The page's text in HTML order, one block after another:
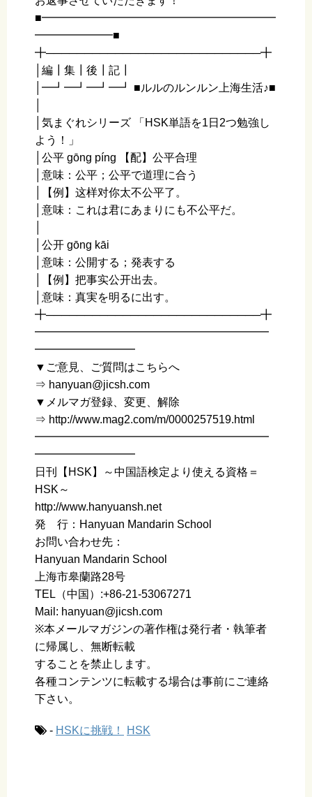
■━━━━━━━━━━━━━━━━━━━━━
━━━━━━━■
╋────────────────────────────╋
│編┃集┃後┃記┃
│━┛━┛━┛━┛ ■ルルのルンルン上海生活♪■
│気まぐれシリーズ 「HSK単語を1日2つ勉強し
よう！」
│公平 ɡōnɡ pínɡ 【配】公平合理
│意味：公平；公平で道理に合う
│【例】这样对你太不公平了。
│意味：これは君にあまりにも不公平だ。
│公开 ɡōnɡ kāi
│意味：公開する；発表する
│【例】把事实公开出去。
│意味：真実を明るに出す。
╋────────────────────────────╋
━━━━━━━━━━━━━━━━━━━━━
━━━━━━━━━
▼ご意見、ご質問はこちらへ
⇒ hanyuan@jicsh.com
▼メルマガ登録、変更、解除
⇒ http://www.mag2.com/m/0000257519.html
━━━━━━━━━━━━━━━━━━━━━
━━━━━━━━━
日刊【HSK】～中国語検定より使える資格＝
HSK～
http://www.hanyuansh.net
発 行：Hanyuan Mandarin School
お問い合わせ先：
Hanyuan Mandarin School
上海市皋蘭路28号
TEL（中国）:+86-21-53067271
Mail: hanyuan@jicsh.com
※本メールマガジンの著作権は発行者・執筆者
に帰属し、無断転載
することを禁止します。
各種コンテンツに転載する場合は事前にご連絡
下さい。
- HSKに挑戦！ HSK